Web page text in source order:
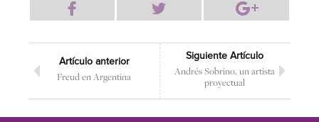
Artículo anterior
Freud en Argentina
Siguiente Artículo
Andrés Sobrino, un artista
proyectual